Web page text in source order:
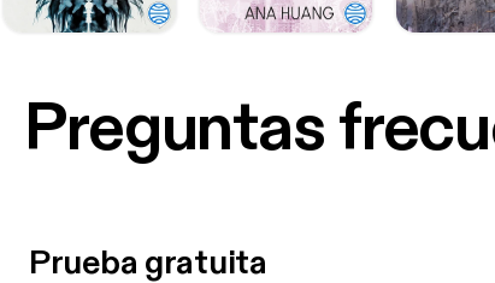
Preguntas
Prueba gratuita